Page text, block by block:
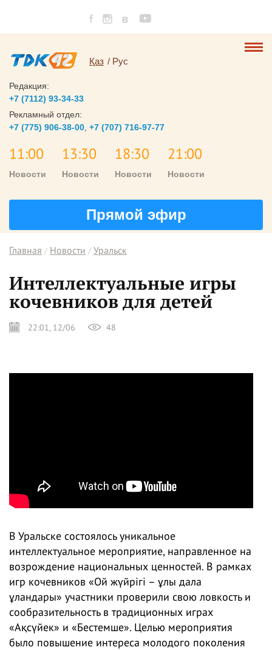
Қаз Рус
Редакция:
+7 (7112) 93-34-33
Рекламный отдел:
+7 (775) 906-38-00 +7 (707) 716-97-77
11:00
Новости
13:30
Новости
18:30
Новости
21:00
Новости
Прямой эфир
Главная Новости Уральск
Интеллектуальные игры
кочевников для детей
22:01, 12/06 48
В Уральске состоялось уникальное
интеллектуальное мероприятие, направленное на
возрождение национальных ценностей. В рамках
игр кочевников «Ой жүйрігі – ұлы дала
ұландары» участники проверили свою ловкость и
сообразительность в традиционных играх
«Ақсүйек» и «Бестемше». Целью мероприятия
было повышение интереса молодого поколения